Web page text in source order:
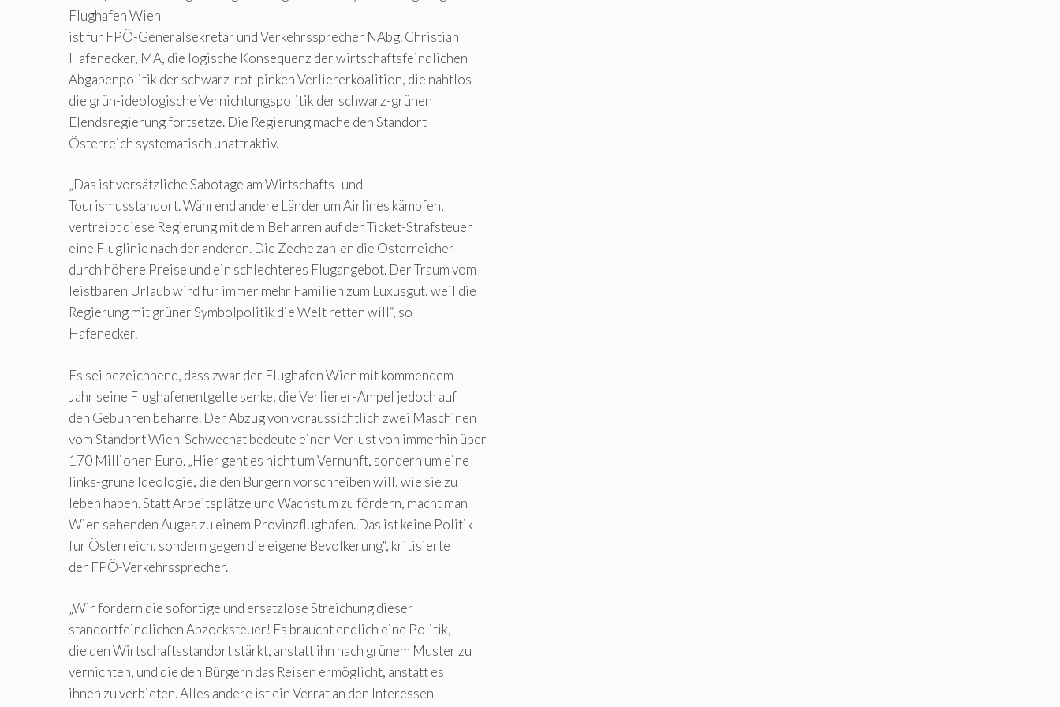
Flughafen Wien
ist für FPÖ-Generalsekretär und Verkehrssprecher NAbg. Christian
Hafenecker, MA, die logische Konsequenz der wirtschaftsfeindlichen
Abgabenpolitik der schwarz-rot-pinken Verliererkoalition, die nahtlos
die grün-ideologische Vernichtungspolitik der schwarz-grünen
Elendsregierung fortsetze. Die Regierung mache den Standort
Österreich systematisch unattraktiv.
„Das ist vorsätzliche Sabotage am Wirtschafts- und
Tourismusstandort. Während andere Länder um Airlines kämpfen,
vertreibt diese Regierung mit dem Beharren auf der Ticket-Strafsteuer
eine Fluglinie nach der anderen. Die Zeche zahlen die Österreicher
durch höhere Preise und ein schlechteres Flugangebot. Der Traum vom
leistbaren Urlaub wird für immer mehr Familien zum Luxusgut, weil die
Regierung mit grüner Symbolpolitik die Welt retten will“, so
Hafenecker.
Es sei bezeichnend, dass zwar der Flughafen Wien mit kommendem
Jahr seine Flughafenentgelte senke, die Verlierer-Ampel jedoch auf
den Gebühren beharre. Der Abzug von voraussichtlich zwei Maschinen
vom Standort Wien-Schwechat bedeute einen Verlust von immerhin über
170 Millionen Euro. „Hier geht es nicht um Vernunft, sondern um eine
links-grüne Ideologie, die den Bürgern vorschreiben will, wie sie zu
leben haben. Statt Arbeitsplätze und Wachstum zu fördern, macht man
Wien sehenden Auges zu einem Provinzflughafen. Das ist keine Politik
für Österreich, sondern gegen die eigene Bevölkerung“, kritisierte
der FPÖ-Verkehrssprecher.
„Wir fordern die sofortige und ersatzlose Streichung dieser
standortfeindlichen Abzocksteuer! Es braucht endlich eine Politik,
die den Wirtschaftsstandort stärkt, anstatt ihn nach grünem Muster zu
vernichten, und die den Bürgern das Reisen ermöglicht, anstatt es
ihnen zu verbieten. Alles andere ist ein Verrat an den Interessen